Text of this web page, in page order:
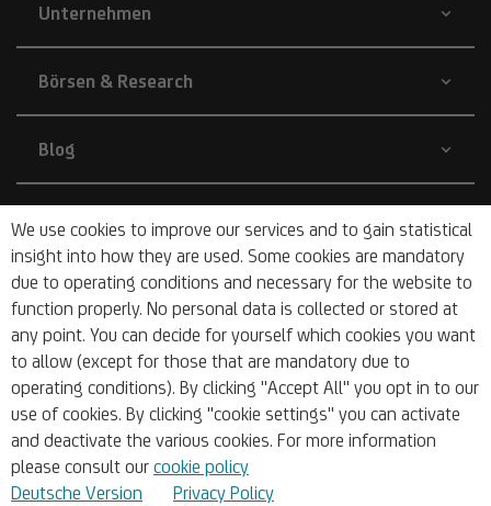
We use cookies to improve our services and to gain statistical
insight into how they are used. Some cookies are mandatory
due to operating conditions and necessary for the website to
function properly. No personal data is collected or stored at
any point. You can decide for yourself which cookies you want
to allow (except for those that are mandatory due to
operating conditions). By clicking "Accept All" you opt in to our
use of cookies. By clicking "cookie settings" you can activate
and deactivate the various cookies. For more information
please consult our cookie policy
Deutsche Version
Privacy Policy
Unternehmen
Börsen & Research
Blog
Barrierefrei
© 2026 UniCredit Bank Austria AG
Impressum